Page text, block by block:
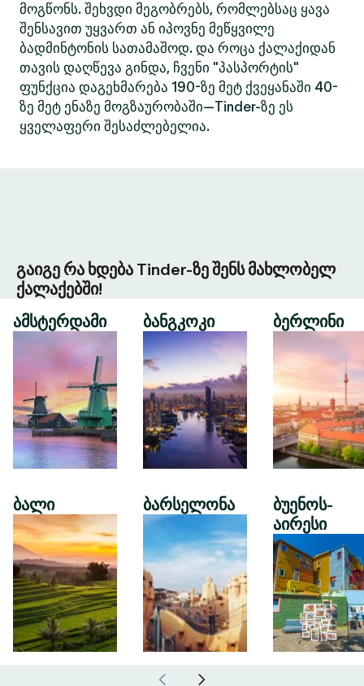
მოგწონს. შეხვდი მეგობრებს, რომლებსაც ყავა
შენსავით უყვართ ან იპოვნე მეწყვილე
ბადმინტონის სათამაშოდ. და როცა ქალაქიდან
თავის დაღწევა გინდა, ჩვენი "პასპორტის"
ფუნქცია დაგეხმარება 190-ზე მეტ ქვეყანაში 40-
ზე მეტ ენაზე მოგზაურობაში—Tinder-ზე ეს
ყველაფერი შესაძლებელია.
გაიგე რა ხდება Tinder-ზე შენს მახლობელ
ქალაქებში!
ამსტერდამი
ბალი
ბანგკოკი
ბარსელონა
ბერლინი
ბუენოს-
აირესი